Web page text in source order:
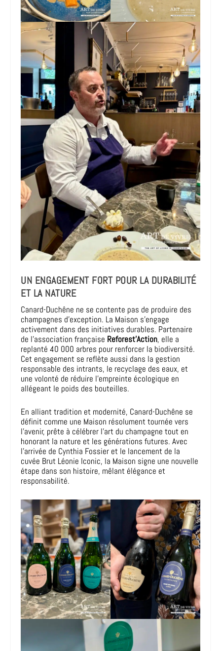
UN ENGAGEMENT FORT POUR LA DURABILITÉ
ET LA NATURE
Canard-Duchêne ne se contente pas de produire des
champagnes d’exception. La Maison s’engage
activement dans des initiatives durables. Partenaire
de l’association française Reforest’Action, elle a
replanté 40 000 arbres pour renforcer la biodiversité.
Cet engagement se reflète aussi dans la gestion
responsable des intrants, le recyclage des eaux, et
une volonté de réduire l’empreinte écologique en
allégeant le poids des bouteilles.
En alliant tradition et modernité, Canard-Duchêne se
définit comme une Maison résolument tournée vers
l’avenir, prête à célébrer l’art du champagne tout en
honorant la nature et les générations futures. Avec
l’arrivée de Cynthia Fossier et le lancement de la
cuvée Brut Léonie Iconic, la Maison signe une nouvelle
étape dans son histoire, mêlant élégance et
responsabilité.